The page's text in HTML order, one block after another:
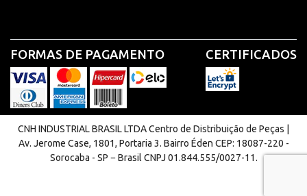
FORMAS DE PAGAMENTO CERTIFICADOS
CNH INDUSTRIAL BRASIL LTDA Centro de Distribuição de Peças |
Av. Jerome Case, 1801, Portaria 3. Bairro Éden CEP: 18087-220 -
Sorocaba - SP − Brasil CNPJ 01.844.555/0027-11.